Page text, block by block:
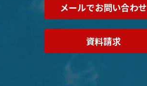
メールでお問い合わせ
資料請求